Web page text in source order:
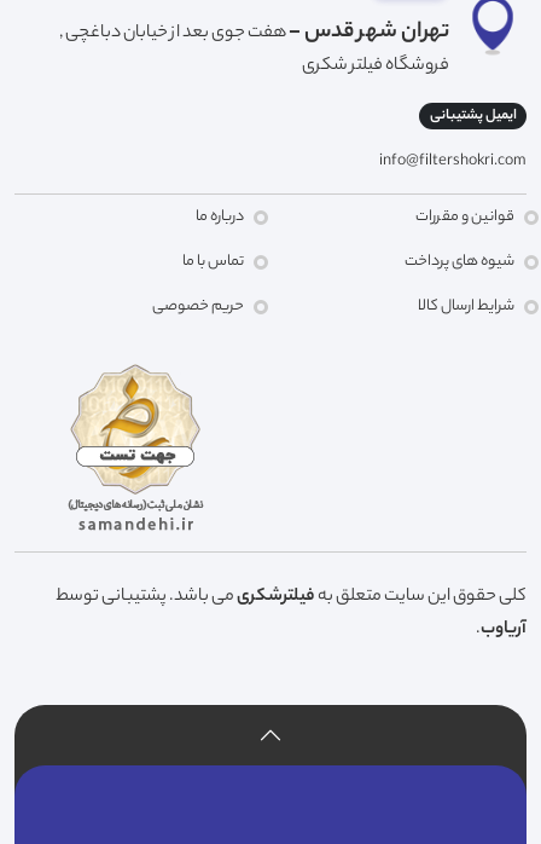
تهران شهر قدس -هفت جوی بعد از خیابان دباغچی ,
فروشگاه فیلتر شکری
ایمیل پشتیبانی
info@filtershokri.com
قوانین و مقررات
شیوه های پرداخت
شرایط ارسال کالا
درباره ما
تماس با ما
حریم خصوصی
کلی حقوق این سایت متعلق بهفیلترشکریمی باشد. پشتیبانی توسط
آریاوب.